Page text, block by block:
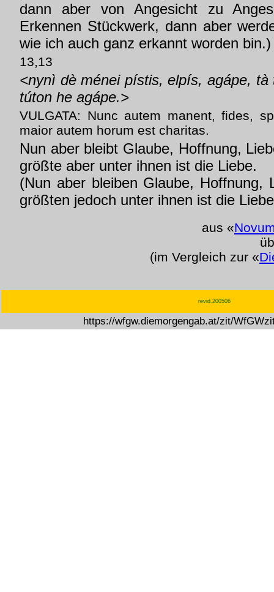
dann aber von Angesicht zu
Erkennen Stückwerk, dann aber
wie ich auch ganz erkannt worden bin.)
13,13
<nynì dè ménei pístis, elpís, agápe,
túton he agápe.>
VULGATA: Nunc autem manent, fides,
maior autem horum est charitas.
Nun aber bleibt Glaube, Hoffnung,
größte aber unter ihnen ist die Liebe.
(Nun aber bleiben Glaube, Hoffnung,
größten jedoch unter ihnen ist die
aus «
(im Vergleich zur «
revid.200506
https://wfgw.diemorgengab.at/zit/